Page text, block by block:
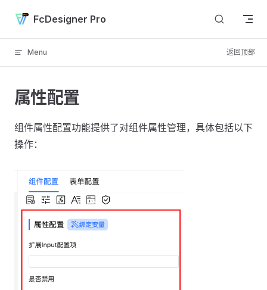
Skip to content
FcDesigner Pro
Menu 返回顶部
属性配置
组件属性配置功能提供了对组件属性管理，具体包括以下
操作：